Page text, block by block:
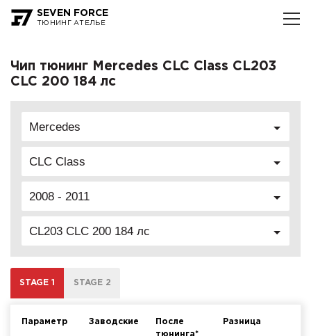
SEVEN FORCE
ТЮНИНГ АТЕЛЬЕ
Чип тюнинг Mercedes CLC Class CL203
CLC 200 184 лс
Mercedes
CLC Class
2008 - 2011
CL203 CLC 200 184 лс
STAGE 1 STAGE 2
Параметр Заводские
После
Разница